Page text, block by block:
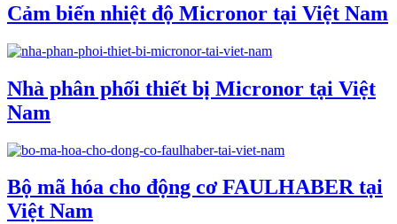
Cảm biến nhiệt độ Micronor tại Việt Nam
Nhà phân phối thiết bị Micronor tại Việt
Nam
Bộ mã hóa cho động cơ FAULHABER tại
Việt Nam